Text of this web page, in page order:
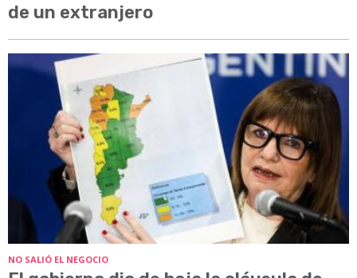
de un extranjero
NO SALIÓ EL NEGOCIO